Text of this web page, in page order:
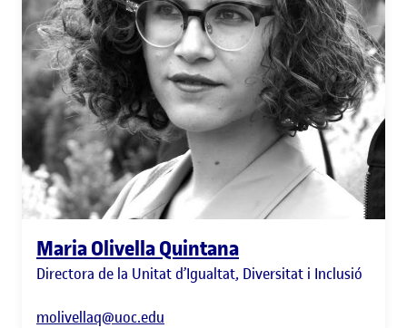
Maria Olivella Quintana
Directora de la Unitat d’Igualtat, Diversitat i Inclusió
molivellaq@uoc.edu